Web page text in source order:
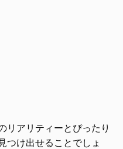
リアリティーとぴったり
つけ出せることでしょ